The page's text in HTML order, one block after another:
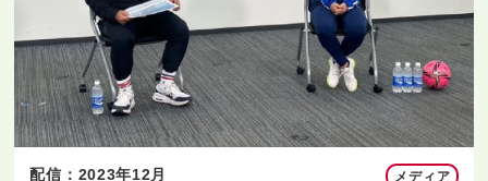
配信：2023年12月 メディア